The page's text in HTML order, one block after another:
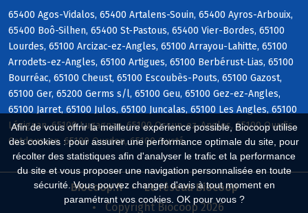
Afin de vous offrir la meilleure expérience possible, Biocoop utilise
des cookies : pour assurer une performance optimale du site, pour
récolter des statistiques afin d'analyser le trafic et la performance
du site et vous proposer une navigation personnalisée en toute
sécurité. Vous pouvez changer d'avis à tout moment en
paramétrant vos cookies. OK pour vous ?
65400 Agos-Vidalos, 65400 Artalens-Souin, 65400 Ayros-Arbouix,
65400 Boô-Silhen, 65400 St-Pastous, 65400 Vier-Bordes, 65100
Lourdes, 65100 Arcizac-ez-Angles, 65100 Arrayou-Lahitte, 65100
Arrodets-ez-Angles, 65100 Artigues, 65100 Berbérust-Lias, 65100
Bourréac, 65100 Cheust, 65100 Escoubès-Pouts, 65100 Gazost,
65100 Ger, 65200 Germs s/l, 65100 Geu, 65100 Gez-ez-Angles,
65100 Jarret, 65100 Julos, 65100 Juncalas, 65100 Les Angles, 65100
Lézignan, 65100 Lugagnan, 65100 Ossun-ez-Angles, 65100 Ourdis-
Cotdoussan, 65100 Ourdon, 65100 Ousté
Biocoop.fr
Le réseau Biocoop
Copyright Biocoop 2026